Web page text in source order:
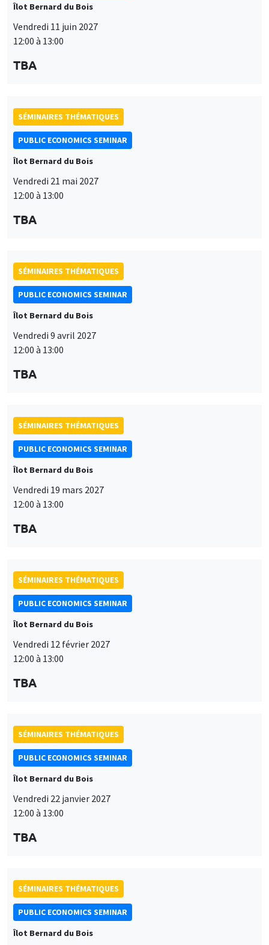
Îlot Bernard du Bois
Vendredi 11 juin 2027
12:00 à 13:00
TBA
SÉMINAIRES THÉMATIQUES
PUBLIC ECONOMICS SEMINAR
Îlot Bernard du Bois
Vendredi 21 mai 2027
12:00 à 13:00
TBA
SÉMINAIRES THÉMATIQUES
PUBLIC ECONOMICS SEMINAR
Îlot Bernard du Bois
Vendredi 9 avril 2027
12:00 à 13:00
TBA
SÉMINAIRES THÉMATIQUES
PUBLIC ECONOMICS SEMINAR
Îlot Bernard du Bois
Vendredi 19 mars 2027
12:00 à 13:00
TBA
SÉMINAIRES THÉMATIQUES
PUBLIC ECONOMICS SEMINAR
Îlot Bernard du Bois
Vendredi 12 février 2027
12:00 à 13:00
TBA
SÉMINAIRES THÉMATIQUES
PUBLIC ECONOMICS SEMINAR
Îlot Bernard du Bois
Vendredi 22 janvier 2027
12:00 à 13:00
TBA
SÉMINAIRES THÉMATIQUES
PUBLIC ECONOMICS SEMINAR
Îlot Bernard du Bois